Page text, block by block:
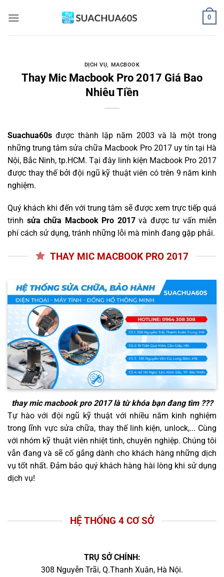
qua
0
DỊCH VỤ, MACBOOK
Thay Mic Macbook Pro 2017 Giá Bao
Nhiêu Tiền
Suachua60s được thành lập năm 2003 và là một trong
những trung tâm sửa chữa Macbook Pro 2017 uy tín tại Hà
Nội, Bắc Ninh, tp.HCM. Tại đây linh kiện Macbook Pro 2017
được thay thế bởi đội ngũ kỹ thuật viên có trên 9 năm kinh
nghiệm.
Quý khách khi đến với trung tâm sẽ được xem trực tiếp quá
trình sửa chữa Macbook Pro 2017và được tư vấn miễn
phí cách sử dụng, tránh những lỗi mà mình đang gặp phải.
THAY MIC MACBOOK PRO 2017
thay mic macbook pro 2017là từ khóa bạn đang tìm ???
Tự hào với đội ngũ kỹ thuật với nhiều năm kinh nghiệm
trong lĩnh vực sửa chữa, thay thế linh kiện, unlock,... Cùng
với nhóm kỹ thuật viên nhiệt tình, chuyên nghiệp. Chúng tôi
vẫn đang và sẽ cố gắng dành cho khách hàng những dịch
vụ tốt nhất. Đảm bảo quý khách hàng hài lòng khi sử dụng
dịch vụ!
HỆ THỐNG 4 CƠ SỞ
TRỤ SỞ CHÍNH:
308 Nguyễn Trãi, Q.Thanh Xuân, Hà Nội.